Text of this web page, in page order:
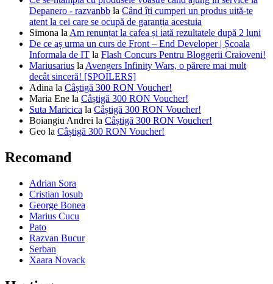
Depanero - razvanbb la Când îți cumperi un produs uită-te
atent la cei care se ocupă de garanția acestuia
Simona la Am renunțat la cafea și iată rezultatele după 2 luni
De ce aș urma un curs de Front – End Developer | Școala
Informala de IT la Flash Concurs Pentru Bloggerii Craioveni!
Mariusarius la Avengers Infinity Wars, o părere mai mult
decât sinceră! [SPOILERS]
Adina la Câștigă 300 RON Voucher!
Maria Ene la Câștigă 300 RON Voucher!
Suta Maricica la Câștigă 300 RON Voucher!
Boiangiu Andrei la Câștigă 300 RON Voucher!
Geo la Câștigă 300 RON Voucher!
Recomand
Adrian Sora
Cristian Iosub
George Bonea
Marius Cucu
Pato
Razvan Bucur
Serban
Xaara Novack